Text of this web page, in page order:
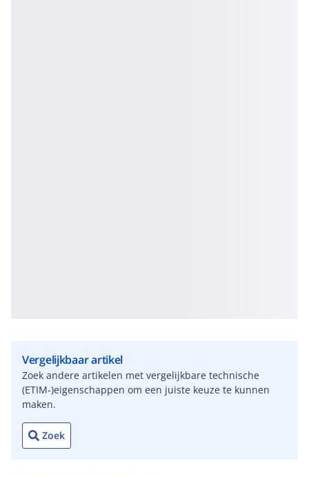
Vergelijkbaar artikel
Zoek andere artikelen met vergelijkbare technische
(ETIM-)eigenschappen om een juiste keuze te kunnen
maken.
Zoek